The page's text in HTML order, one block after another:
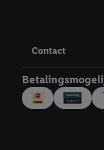
Contact